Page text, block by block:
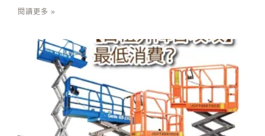
閱讀更多 »